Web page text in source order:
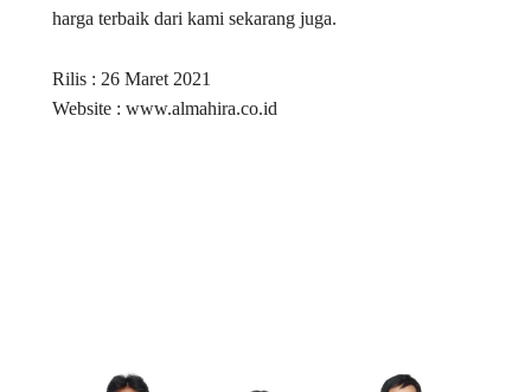
harga terbaik dari kami sekarang juga.
Rilis : 26 Maret 2021
Website : www.almahira.co.id